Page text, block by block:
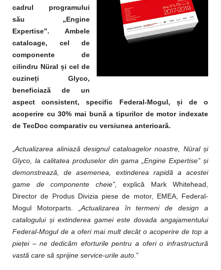
cadrul programului
său „Engine
Expertise”. Ambele
cataloage, cel de
componente de
cilindru Nüral și cel de
cuzineți Glyco,
beneficiază de un
aspect consistent, specific Federal-Mogul, și de o
acoperire cu 30% mai bună a tipurilor de motor indexate
de TecDoc comparativ cu versiunea anterioară.
Actualizarea aliniază designul cataloagelor noastre, Nüral și
Glyco, la calitatea produselor din gama „Engine Expertise” și
demonstrează, de asemenea, extinderea rapidă a acestei
game de componente cheie”, explică Mark Whitehead,
Director de Produs Divizia piese de motor, EMEA, Federal-
Mogul Motorparts.
„Actualizarea în termeni de design a
catalogului și extinderea gamei este dovada angajamentului
Federal-Mogul de a oferi mai mult decât o acoperire de top a
pieței – ne dedicăm eforturile pentru a oferi o infrastructură
vastă care să sprijine service-urile auto .”